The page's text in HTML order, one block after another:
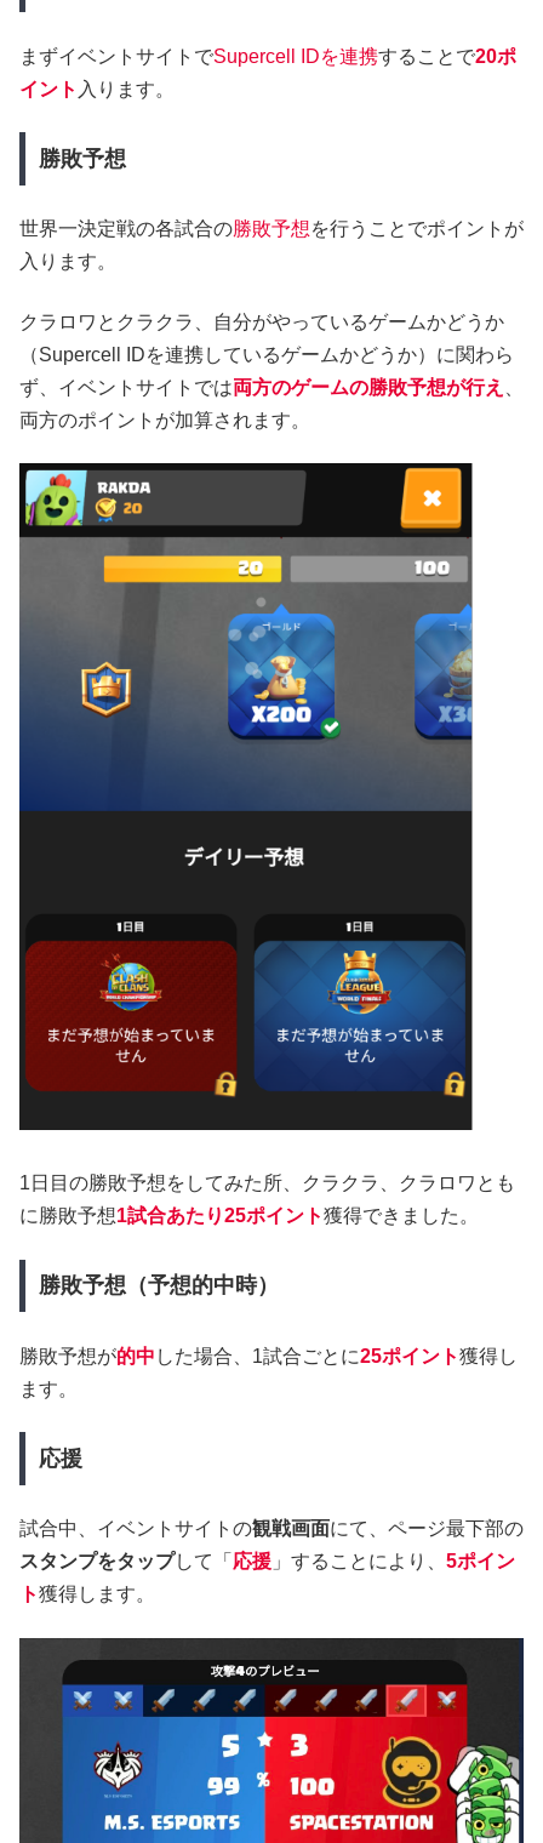
まずイベントサイトでSupercell IDを連携することで20ポ
イント 入ります。
勝敗予想
世界一決定戦の各試合の勝敗予想を行うことでポイントが
入ります。
クラロワとクラクラ、自分がやっているゲームかどうか
（Supercell IDを連携しているゲームかどうか）に関わら
ず、イベントサイトでは両方のゲームの勝敗予想が行え
両方のポイントが加算されます。
1日目の勝敗予想をしてみた所、クラクラ、クラロワとも
に勝敗予想1試合あたり25ポイント獲得できました。
勝敗予想（予想的中時）
勝敗予想が的中 した場合、1試合ごとに25ポイント獲得し
ます。
応援
試合中、イベントサイトの観戦画面にて、ページ最下部の
スタンプをタップして「 応援 」することにより、 5ポイン
ト獲得します。